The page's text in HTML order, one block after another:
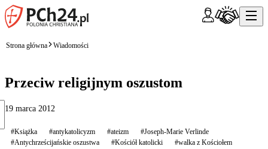
Strona główna Wiadomości
Przeciw religijnym oszustom
19 marca 2012
#Książka #antykatolicyzm #ateizm
#Joseph-Marie Verlinde
#Antychrześcijańskie oszustwa
#Kościół katolicki
#walka z Kościołem